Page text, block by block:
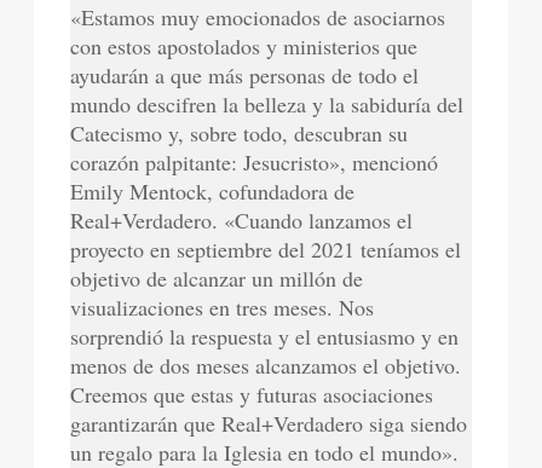
«Estamos muy emocionados de asociarnos
con estos apostolados y ministerios que
ayudarán a que más personas de todo el
mundo descifren la belleza y la sabiduría del
Catecismo y, sobre todo, descubran su
corazón palpitante: Jesucristo», mencionó
Emily Mentock, cofundadora de
Real+Verdadero. «Cuando lanzamos el
proyecto en septiembre del 2021 teníamos el
objetivo de alcanzar un millón de
visualizaciones en tres meses. Nos
sorprendió la respuesta y el entusiasmo y en
menos de dos meses alcanzamos el objetivo.
Creemos que estas y futuras asociaciones
garantizarán que Real+Verdadero siga siendo
un regalo para la Iglesia en todo el mundo».